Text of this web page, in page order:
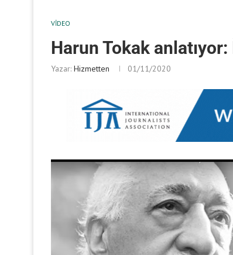
VIDEO
Harun Tokak
Yazar: Hizmetten 01/11/2020